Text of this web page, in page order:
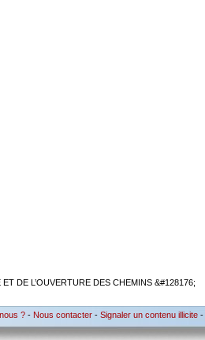
DE L’OUVERTURE DES CHEMINS &#128176;
? - Nous contacter - Signaler un contenu illicite -